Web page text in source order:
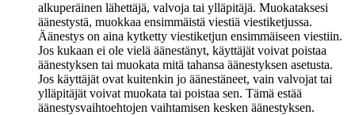
alkuperäinen lähettäjä, valvoja tai ylläpitäjä. Muokataksesi
äänestystä, muokkaa ensimmäistä viestiä viestiketjussa.
Äänestys on aina kytketty viestiketjun ensimmäiseen viestiin.
Jos kukaan ei ole vielä äänestänyt, käyttäjät voivat poistaa
äänestyksen tai muokata mitä tahansa äänestyksen asetusta.
Jos käyttäjät ovat kuitenkin jo äänestäneet, vain valvojat tai
ylläpitäjät voivat muokata tai poistaa sen. Tämä estää
äänestysvaihtoehtojen vaihtamisen kesken äänestyksen.